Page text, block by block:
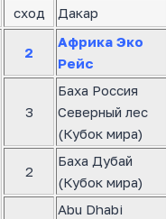
сход
Дакар
2
Африка Эко
Рейс
3
Баха Россия
Северный лес
(Кубок мира)
2
Баха Дубай
(Кубок мира)
Abu Dhabi